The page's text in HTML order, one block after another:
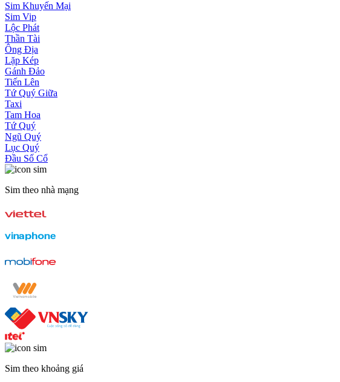
Sim Khuyến Mại
Sim Vip
Lộc Phát
Thần Tài
Ông Địa
Lặp Kép
Gánh Đảo
Tiến Lên
Tứ Quý Giữa
Taxi
Tam Hoa
Tứ Quý
Ngũ Quý
Lục Quý
Đầu Số Cổ
Sim theo nhà mạng
Sim theo khoảng giá